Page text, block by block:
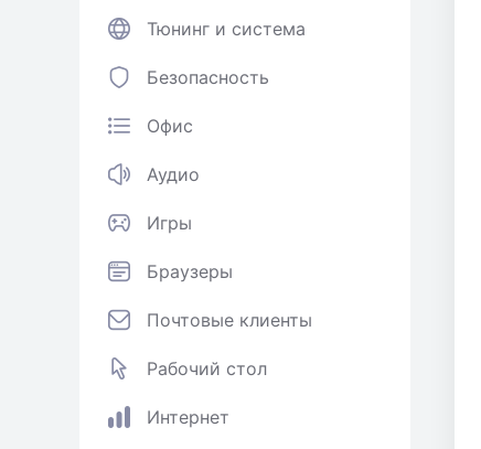
Тюнинг и система
Безопасность
Офис
Аудио
Игры
Браузеры
Почтовые клиенты
Рабочий стол
Интернет